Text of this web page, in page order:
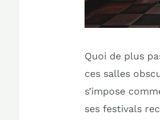
Quoi de plus
ces salles
s’impose
ses festivals